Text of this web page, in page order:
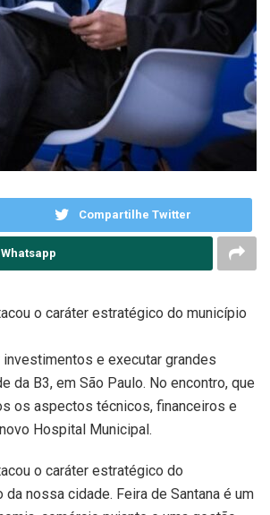
Compartilhe Twitter
o caráter estratégico do município
e executar grandes
B3, em São Paulo. No encontro, que
os aspectos técnicos, financeiros e
Hospital Municipal.
o caráter estratégico do
nossa cidade. Feira de Santana é um